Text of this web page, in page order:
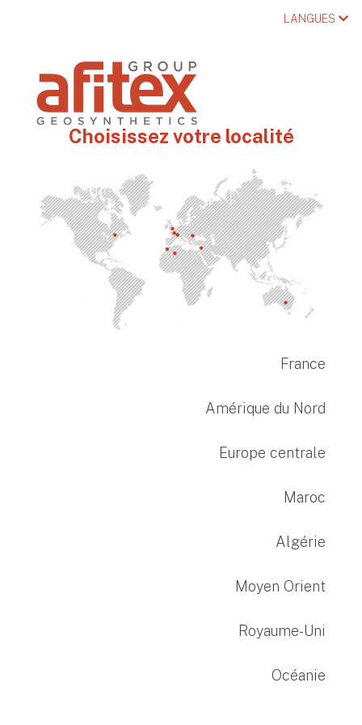
LANGUES
Choisissez votre localité
France
Amérique du Nord
Europe centrale
Maroc
Algérie
Moyen Orient
Royaume-Uni
Océanie